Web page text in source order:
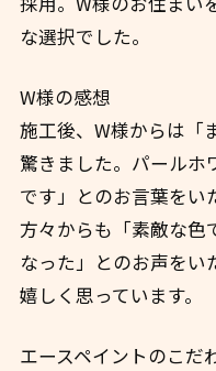
な選択でした。
W様の感想
施工後、W様からは「
驚きました。パールホ
です」とのお言葉をい
方々からも「素敵な色
なった」とのお声をい
嬉しく思っています。
エースペイントのこだ